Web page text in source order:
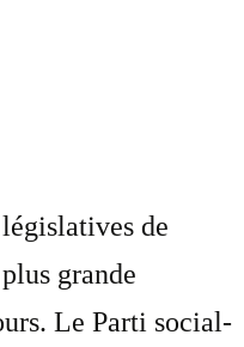
de
grande
Le Parti social-